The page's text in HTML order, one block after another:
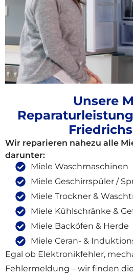
Unsere
Wir reparieren nahezu alle
darunter:
Miele Waschmaschinen
Miele Geschirrspüler /
Miele Trockner &
Miele Kühlschränke &
Miele Backöfen & Herde
Miele Ceran- &
Egal ob Elektronikfehler,
Fehlermeldung – wir finden